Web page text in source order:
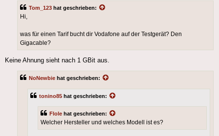
Tom_123 hat geschrieben:
Hi,
was für einen Tarif bucht dir Vodafone auf der Testgerät? Den
Gigacable?
Keine Ahnung sieht nach 1 GBit aus.
NoNewbie hat geschrieben:
tonino85 hat geschrieben:
Flole hat geschrieben:
Welcher Hersteller und welches Modell ist es?